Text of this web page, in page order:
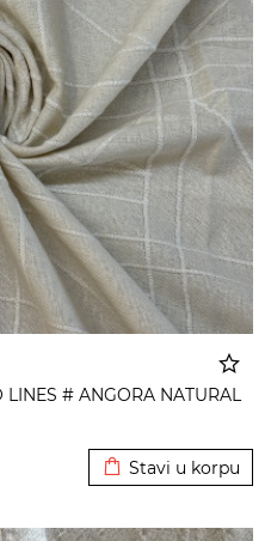
# ANGORA NATURAL
Stavi u korpu